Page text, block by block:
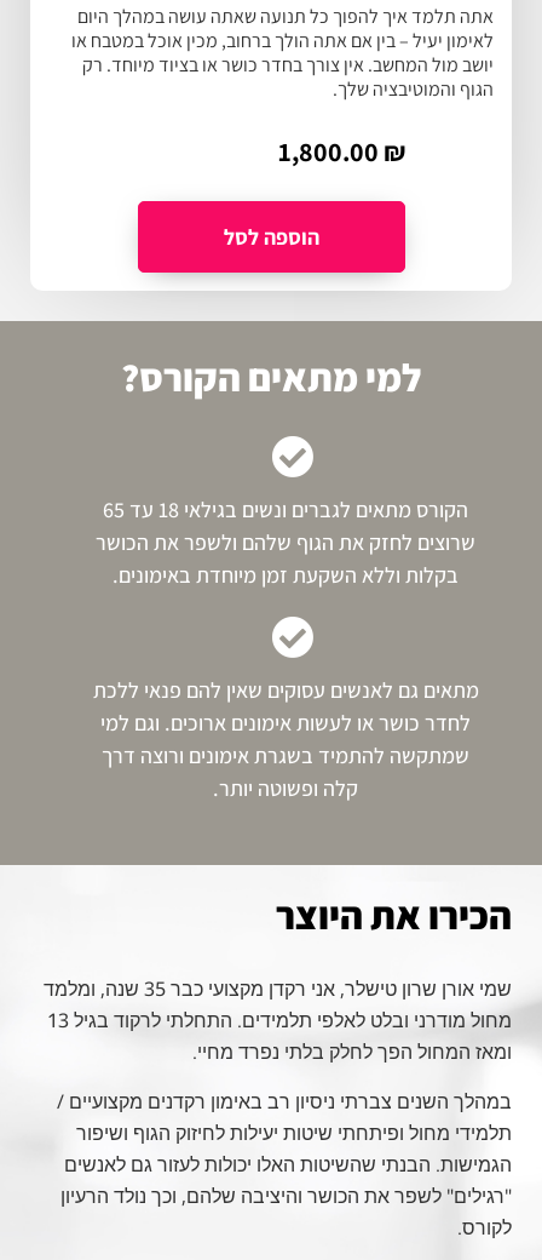
אתה תלמד איך להפוך כל תנועה שאתה עושה במהלך היום
לאימון יעיל – בין אם אתה הולך ברחוב, מכין אוכל במטבח או
יושב מול המחשב. אין צורך בחדר כושר או בציוד מיוחד. רק
הגוף והמוטיבציה שלך.
1,800.00 ₪
למי מתאים הקורס?
הקורס מתאים לגברים ונשים בגילאי 18 עד 65
שרוצים לחזק את הגוף שלהם ולשפר את הכושר
בקלות וללא השקעת זמן מיוחדת באימונים.
מתאים גם לאנשים עסוקים שאין להם פנאי ללכת
לחדר כושר או לעשות אימונים ארוכים. וגם למי
שמתקשה להתמיד בשגרת אימונים ורוצה דרך
קלה ופשוטה יותר.
הכירו את היוצר
שמי אורן שרון טישלר, אני רקדן מקצועי כבר 35 שנה, ומלמד
מחול מודרני ובלט לאלפי תלמידים. התחלתי לרקוד בגיל 13
ומאז המחול הפך לחלק בלתי נפרד מחיי.
במהלך השנים צברתי ניסיון רב באימון רקדנים מקצועיים /
תלמידי מחול ופיתחתי שיטות יעילות לחיזוק הגוף ושיפור
הגמישות. הבנתי שהשיטות האלו יכולות לעזור גם לאנשים
"רגילים" לשפר את הכושר והיציבה שלהם, וכך נולד הרעיון
לקורס.